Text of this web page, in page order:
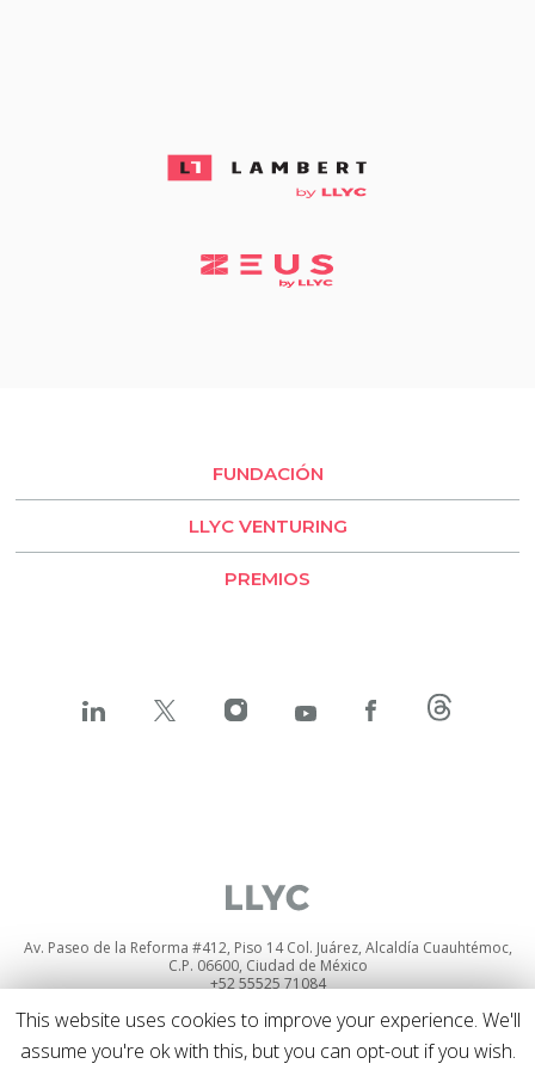
FUNDACIÓN
LLYC VENTURING
PREMIOS
Av. Paseo de la Reforma #412, Piso 14 Col. Juárez, Alcaldía Cuauhtémoc,
C.P. 06600, Ciudad de México
+52 55525 71084
Política de privacidad sobre Social media listening
© 2026 Todos los derechos reservados
This website uses cookies to improve your experience. We'll
assume you're ok with this, but you can opt-out if you wish.